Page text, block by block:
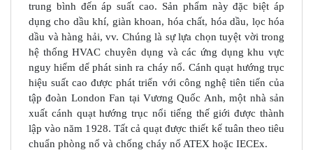
trung bình đến áp suất cao. Sản phẩm này đặc biệt áp
dụng cho dầu khí, giàn khoan, hóa chất, hóa dầu, lọc hóa
dầu và hàng hải, vv. Chúng là sự lựa chọn tuyệt vời trong
hệ thống HVAC chuyên dụng và các ứng dụng khu vực
nguy hiểm dể phát sinh ra cháy nổ. Cánh quạt hướng trục
hiệu suất cao được phát triển với công nghệ tiên tiến của
tập đoàn London Fan tại Vương Quốc Anh, một nhà sản
xuất cánh quạt hướng trục nổi tiếng thế giới được thành
lập vào năm 1928. Tất cả quạt được thiết kế tuân theo tiêu
chuẩn phòng nổ và chống cháy nổ ATEX hoặc IECEx.